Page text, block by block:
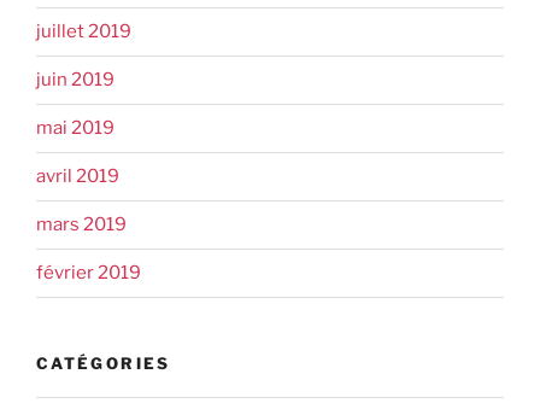
juillet 2019
juin 2019
mai 2019
avril 2019
mars 2019
février 2019
CATÉGORIES